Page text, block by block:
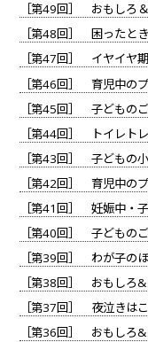
［第49回］ おもしろ
［第48回］ 困ったと
［第47回］ イヤイヤ
［第46回］ 育児中の
［第45回］ 子どもの
［第44回］ トイレト
［第43回］ 子どもの
［第42回］ 育児中の
［第41回］ 妊娠中・
［第40回］ 子どもの
［第39回］ わが子の
［第38回］ おもしろ
［第37回］ 夜泣きは
［第36回］ おもしろ